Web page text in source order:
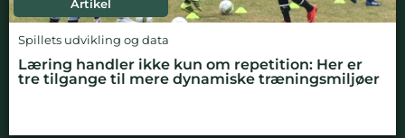
Artikel
Spillets udvikling og data
Læring handler ikke kun om repetition: Her er
tre tilgange til mere dynamiske træningsmiljøer